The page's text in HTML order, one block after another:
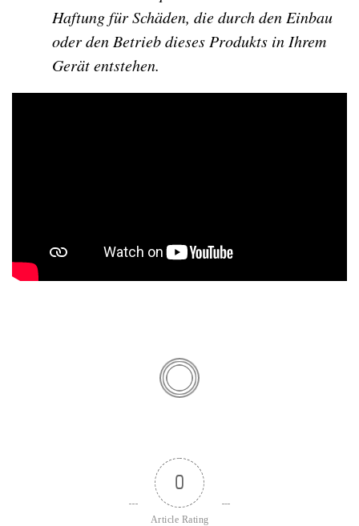
Haftung für Schäden, die durch den Einbau
oder den Betrieb dieses Produkts in Ihrem
Gerät entstehen.
0
Article Rating